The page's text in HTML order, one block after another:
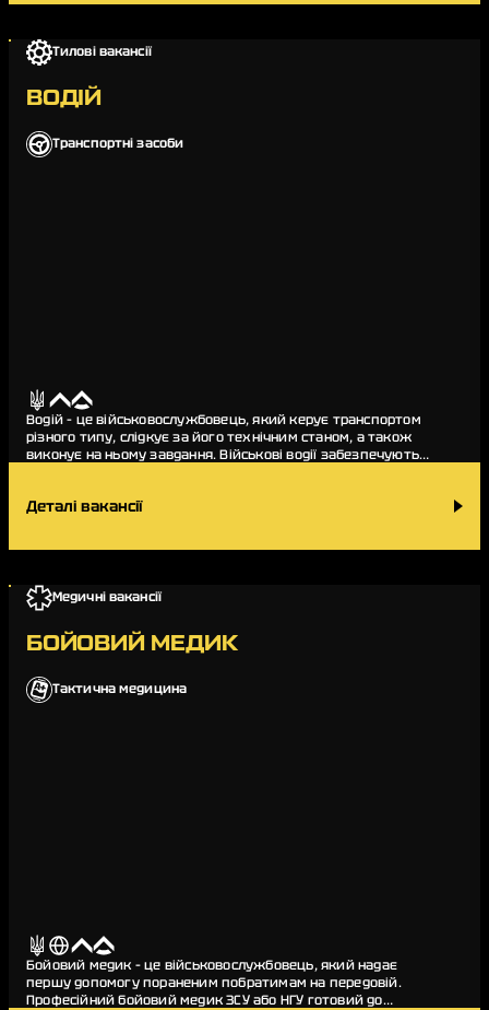
Тилові вакансії
ВОДІЙ
Транспортні засоби
Водій – це військовослужбовець, який керує транспортом
різного типу, слідкує за його технічним станом, а також
виконує на ньому завдання. Військові водії забезпечують
Деталі вакансії
Медичні вакансії
БОЙОВИЙ МЕДИК
Тактична медицина
Бойовий медик – це військовослужбовець, який надає
першу допомогу пораненим побратимам на передовій.
Професійний бойовий медик ЗСУ або НГУ готовий до